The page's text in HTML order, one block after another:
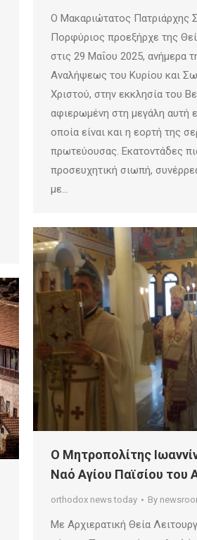
Ο Μακαριώτατος Πατριάρχης
Πορφύριος προεξήρχε της
στις 29 Μαΐου 2025, ανήμερα
Αναλήψεως του Κυρίου και
Χριστού, στην εκκλησία του
αφιερωμένη στη μεγάλη αυτή
οποία είναι και η εορτή της
πρωτεύουσας. Εκατοντάδες
προσευχητική σιωπή,
με…
Ο Μητροπολίτης
Ναό Αγίου Παϊσίου του
orthodox news today By
Με Αρχιερατική Θεία